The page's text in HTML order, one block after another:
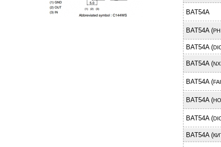
BAT54A
BAT54A (
BAT54A (
BAT54A (
BAT54A (
BAT54A (
BAT54A (
BAT54A (